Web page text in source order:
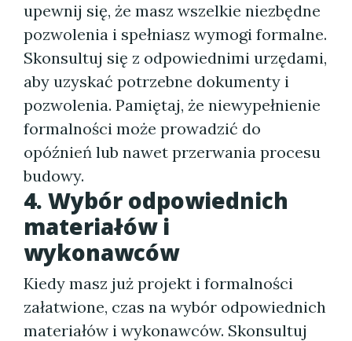
upewnij się, że masz wszelkie niezbędne
pozwolenia i spełniasz wymogi formalne.
Skonsultuj się z odpowiednimi urzędami,
aby uzyskać potrzebne dokumenty i
pozwolenia. Pamiętaj, że niewypełnienie
formalności może prowadzić do
opóźnień lub nawet przerwania procesu
budowy.
4. Wybór odpowiednich
materiałów i
wykonawców
Kiedy masz już projekt i formalności
załatwione, czas na wybór odpowiednich
materiałów i wykonawców. Skonsultuj